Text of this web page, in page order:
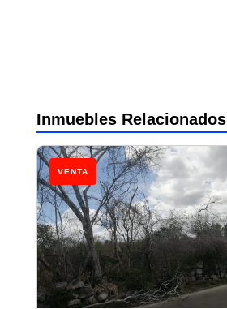
Inmuebles Relacionados
VENTA